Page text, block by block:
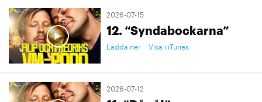
2026-07-15
12. “Syndabockarna”
Ladda ner Visa i iTunes
2026-07-12